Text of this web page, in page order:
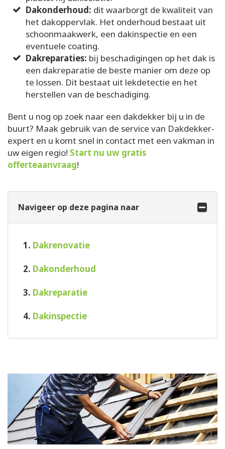
Dakonderhoud: dit waarborgt de kwaliteit van
het dakoppervlak. Het onderhoud bestaat uit
schoonmaakwerk, een dakinspectie en een
eventuele coating.
Dakreparaties: bij beschadigingen op het dak is
een dakreparatie de beste manier om deze op
te lossen. Dit bestaat uit lekdetectie en het
herstellen van de beschadiging.
Bent u nog op zoek naar een dakdekker bij u in de
buurt? Maak gebruik van de service van Dakdekker-
expert en u komt snel in contact met een vakman in
uw eigen regio! Start nu uw gratis
offerteaanvraag!
Navigeer op deze pagina naar
1. Dakrenovatie
2. Dakonderhoud
3. Dakreparatie
4. Dakinspectie